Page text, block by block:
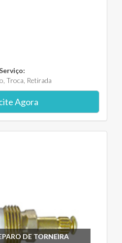
Troca, Retirada
Agora
DE TORNEIRA